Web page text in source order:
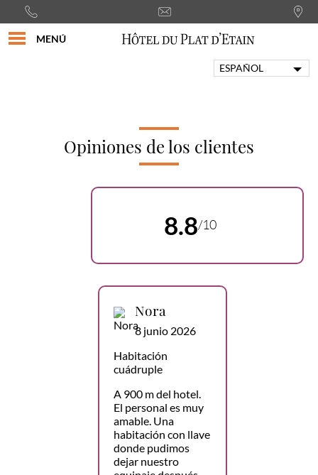
MENÚ
ESPAÑOL
ITALIANO
Opiniones de los clientes
8.8/10
Nora
8 junio 2026
Habitación
cuádruple
A 900 m del hotel.
El personal es muy
amable. Una
habitación con llave
donde pudimos
dejar nuestro